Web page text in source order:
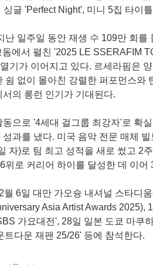
싱글 'Perfect Night', 미니 5집 타이
난 일주일 동안 재생 수 109만 회
에서 펼친 '2025 LE SSERAFIM
기가 이어지고 있다. 르세라핌은
쉼 없이 몰아친 강렬한 퍼포먼스와
의 롱런 인기가 기대된다.
동으로 '4세대 걸그룹 최강자'로 확
과를 냈다. 미국 음악 전문 매체
자)로 팀 최고 성적을 새로 썼고 2
위로 커리어 하이를 달성한 데 이어
월 6일 대만 가오슝 내셔널 스타디
Asia Artist Awards 2025),
가요대전', 28일 일본 도쿄 마쿠
트다운 재팬 25/26' 등에 참석한다.